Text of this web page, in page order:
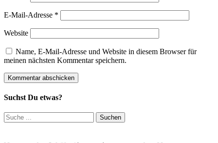
E-Mail-Adresse *
Website
Name, E-Mail-Adresse und Website in diesem Browser für
meinen nächsten Kommentar speichern.
Suchst Du etwas?
Suchen
nach: